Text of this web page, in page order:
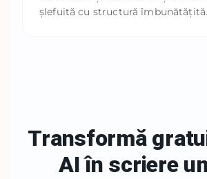
șlefuită cu structură îmbunătățită.
Transformă
AI în scriere